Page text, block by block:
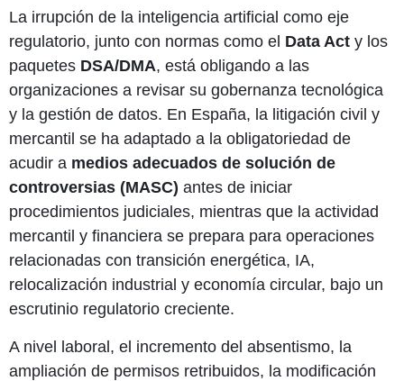
La irrupción de la inteligencia artificial como eje
regulatorio, junto con normas como el Data Act y los
paquetes DSA/DMA, está obligando a las
organizaciones a revisar su gobernanza tecnológica
y la gestión de datos. En España, la litigación civil y
mercantil se ha adaptado a la obligatoriedad de
acudir a medios adecuados de solución de
controversias (MASC) antes de iniciar
procedimientos judiciales, mientras que la actividad
mercantil y financiera se prepara para operaciones
relacionadas con transición energética, IA,
relocalización industrial y economía circular, bajo un
escrutinio regulatorio creciente.
A nivel laboral, el incremento del absentismo, la
ampliación de permisos retribuidos, la modificación